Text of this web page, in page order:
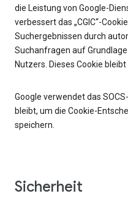
die Leistung von Google-
verbessert das „CGIC“-
Suchergebnissen durch
Suchanfragen auf
Nutzers. Dieses Cookie
Google verwendet das
bleibt, um die Cookie-
speichern.
Sicherheit